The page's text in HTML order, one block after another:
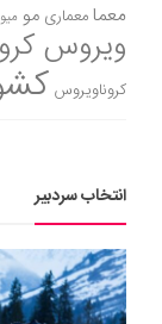
معمامعماری مو
ویروس
کروناویروس
انتخاب سردبیر